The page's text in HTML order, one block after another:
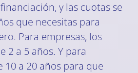
y las cuotas se
que necesitas para
Para empresas, los
2 a 5 años. Y para
10 a 20 años para que